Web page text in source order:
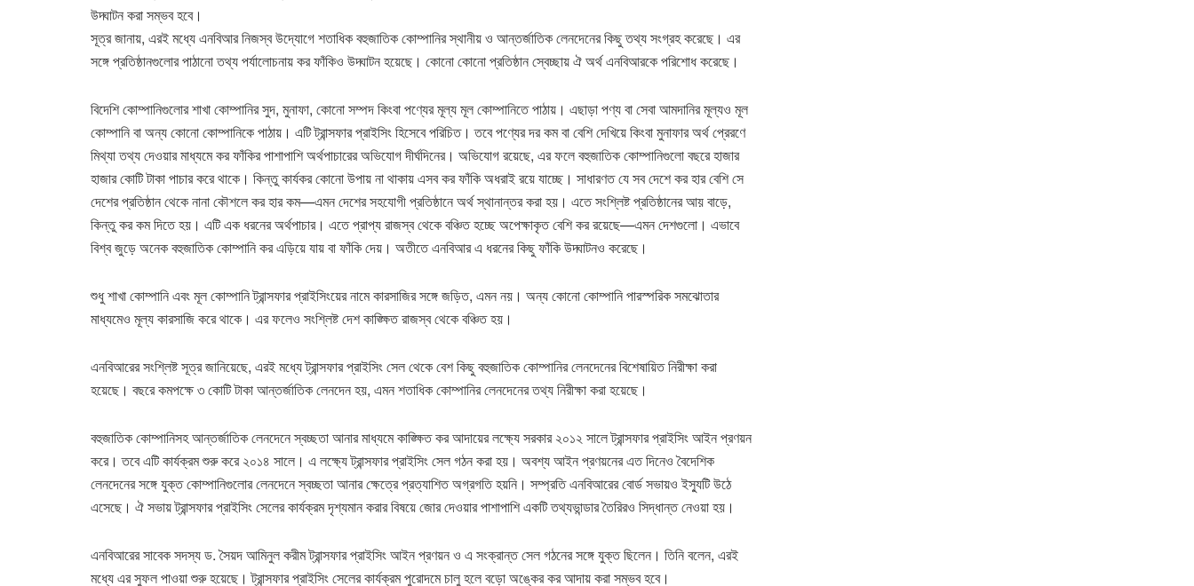
উদ্ঘাটন করা সম্ভব হবে।
সূত্র জানায়, এরই মধ্যে এনবিআর নিজস্ব উদ্যোগে শতাধিক বহুজাতিক কোম্পানির স্থানীয় ও আন্তর্জাতিক লেনদেনের কিছু তথ্য সংগ্রহ করেছে। এর
সঙ্গে প্রতিষ্ঠানগুলোর পাঠানো তথ্য পর্যালোচনায় কর ফাঁকিও উদ্ঘাটন হয়েছে। কোনো কোনো প্রতিষ্ঠান স্বেচ্ছায় ঐ অর্থ এনবিআরকে পরিশোধ করেছে।
বিদেশি কোম্পানিগুলোর শাখা কোম্পানির সুদ, মুনাফা, কোনো সম্পদ কিংবা পণ্যের মূল্য মূল কোম্পানিতে পাঠায়। এছাড়া পণ্য বা সেবা আমদানির মূল্যও মূল
কোম্পানি বা অন্য কোনো কোম্পানিকে পাঠায়। এটি ট্রান্সফার প্রাইসিং হিসেবে পরিচিত। তবে পণ্যের দর কম বা বেশি দেখিয়ে কিংবা মুনাফার অর্থ প্রেরণে
মিথ্যা তথ্য দেওয়ার মাধ্যমে কর ফাঁকির পাশাপাশি অর্থপাচারের অভিযোগ দীর্ঘদিনের। অভিযোগ রয়েছে, এর ফলে বহুজাতিক কোম্পানিগুলো বছরে হাজার
হাজার কোটি টাকা পাচার করে থাকে। কিন্তু কার্যকর কোনো উপায় না থাকায় এসব কর ফাঁকি অধরাই রয়ে যাচ্ছে। সাধারণত যে সব দেশে কর হার বেশি সে
দেশের প্রতিষ্ঠান থেকে নানা কৌশলে কর হার কম—এমন দেশের সহযোগী প্রতিষ্ঠানে অর্থ স্থানান্তর করা হয়। এতে সংশ্লিষ্ট প্রতিষ্ঠানের আয় বাড়ে,
কিন্তু কর কম দিতে হয়। এটি এক ধরনের অর্থপাচার। এতে প্রাপ্য রাজস্ব থেকে বঞ্চিত হচ্ছে অপেক্ষাকৃত বেশি কর রয়েছে—এমন দেশগুলো। এভাবে
বিশ্ব জুড়ে অনেক বহুজাতিক কোম্পানি কর এড়িয়ে যায় বা ফাঁকি দেয়। অতীতে এনবিআর এ ধরনের কিছু ফাঁকি উদ্ঘাটনও করেছে।
শুধু শাখা কোম্পানি এবং মূল কোম্পানি ট্রান্সফার প্রাইসিংয়ের নামে কারসাজির সঙ্গে জড়িত, এমন নয়। অন্য কোনো কোম্পানি পারস্পরিক সমঝোতার
মাধ্যমেও মূল্য কারসাজি করে থাকে। এর ফলেও সংশ্লিষ্ট দেশ কাঙ্ক্ষিত রাজস্ব থেকে বঞ্চিত হয়।
এনবিআরের সংশ্লিষ্ট সূত্র জানিয়েছে, এরই মধ্যে ট্রান্সফার প্রাইসিং সেল থেকে বেশ কিছু বহুজাতিক কোম্পানির লেনদেনের বিশেষায়িত নিরীক্ষা করা
হয়েছে। বছরে কমপক্ষে ৩ কোটি টাকা আন্তর্জাতিক লেনদেন হয়, এমন শতাধিক কোম্পানির লেনদেনের তথ্য নিরীক্ষা করা হয়েছে।
বহুজাতিক কোম্পানিসহ আন্তর্জাতিক লেনদেনে স্বচ্ছতা আনার মাধ্যমে কাঙ্ক্ষিত কর আদায়ের লক্ষ্যে সরকার ২০১২ সালে ট্রান্সফার প্রাইসিং আইন প্রণয়ন
করে। তবে এটি কার্যক্রম শুরু করে ২০১৪ সালে। এ লক্ষ্যে ট্রান্সফার প্রাইসিং সেল গঠন করা হয়। অবশ্য আইন প্রণয়নের এত দিনেও বৈদেশিক
লেনদেনের সঙ্গে যুক্ত কোম্পানিগুলোর লেনদেনে স্বচ্ছতা আনার ক্ষেত্রে প্রত্যাশিত অগ্রগতি হয়নি। সম্প্রতি এনবিআরের বোর্ড সভায়ও ইস্যুটি উঠে
এসেছে। ঐ সভায় ট্রান্সফার প্রাইসিং সেলের কার্যক্রম দৃশ্যমান করার বিষয়ে জোর দেওয়ার পাশাপাশি একটি তথ্যভান্ডার তৈরিরও সিদ্ধান্ত নেওয়া হয়।
এনবিআরের সাবেক সদস্য ড. সৈয়দ আমিনুল করীম ট্রান্সফার প্রাইসিং আইন প্রণয়ন ও এ সংক্রান্ত সেল গঠনের সঙ্গে যুক্ত ছিলেন। তিনি বলেন, এরই
মধ্যে এর সুফল পাওয়া শুরু হয়েছে। ট্রান্সফার প্রাইসিং সেলের কার্যক্রম পুরোদমে চালু হলে বড়ো অঙ্কের কর আদায় করা সম্ভব হবে।